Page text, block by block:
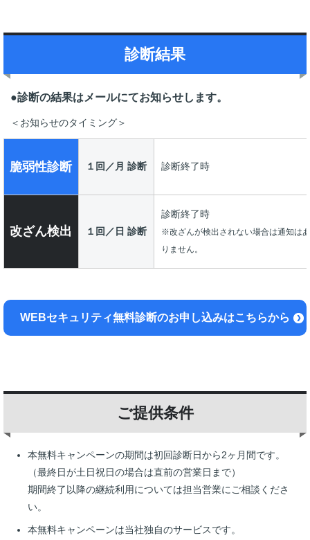
診断結果
●診断の結果はメールにてお知らせします。
＜お知らせのタイミング＞
脆弱性診断 １回／月 診断 診断終了時
改ざん検出 １回／日 診断
診断終了時
※改ざんが検出されない場合は通知はあ
りません。
WEBセキュリティ無料診断のお申し込みはこちらから
ご提供条件
本無料キャンペーンの期間は初回診断日から2ヶ月間です。
（最終日が土日祝日の場合は直前の営業日まで）
期間終了以降の継続利用については担当営業にご相談くださ
い。
本無料キャンペーンは当社独自のサービスです。